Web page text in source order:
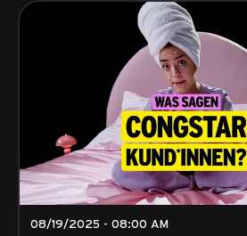
08/19/2025 - 08:00 AM